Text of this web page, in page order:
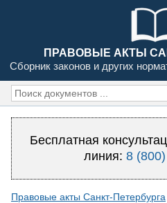
ПРАВОВЫЕ АКТЫ
Сборник законов и других
Бесплатная
линия:8
Правовые акты Санкт-Петербурга